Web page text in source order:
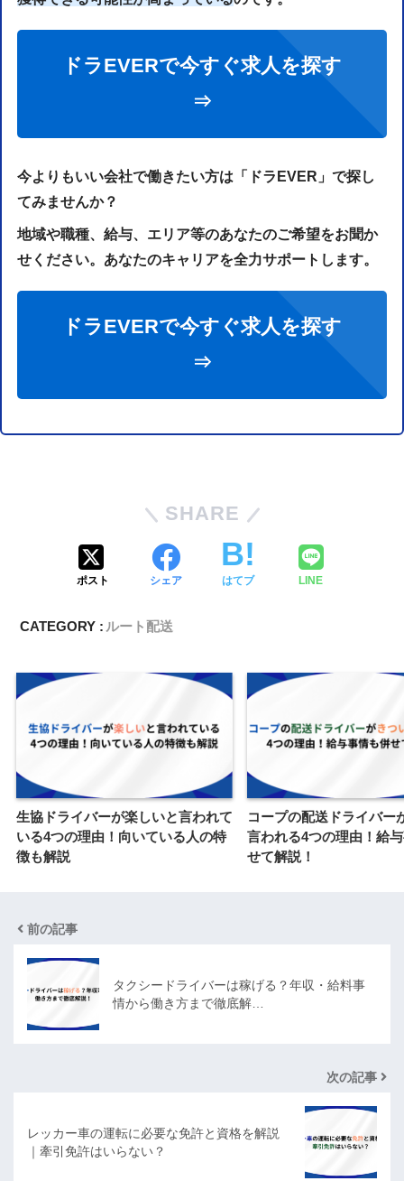
ドラEVERで今すぐ求人を探す
⇒
今よりもいい会社で働きたい方は「ドラEVER」で探し
てみませんか？
地域や職種、給与、エリア等のあなたのご希望をお聞か
せください。あなたのキャリアを全力サポートします。
ドラEVERで今すぐ求人を探す
⇒
SHARE
ポスト シェア はてブ LINE
CATEGORY : ルート配送
生協ドライバーが楽しいと言われて
いる4つの理由！向いている人の特
徴も解説
コープの配送ドライバー
言われる4つの理由！給
せて解説！
前の記事
タクシードライバーは稼げる？年収・給料事
情から働き方まで徹底解…
次の記事
レッカー車の運転に必要な免許と資格を解説
｜牽引免許はいらない？